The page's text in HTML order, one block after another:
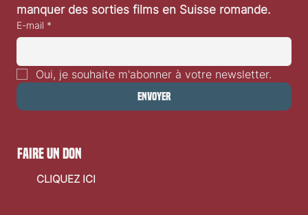
manquer des sorties films en Suisse romande.
E-mail *
Oui, je souhaite m'abonner à votre newsletter.
Envoyer
faire un don
CLIQUEZ ICI